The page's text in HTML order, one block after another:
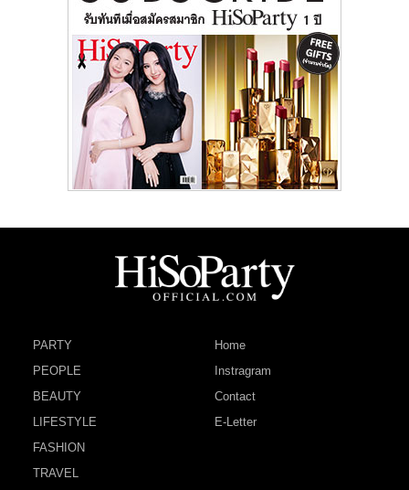
PARTY
PEOPLE
BEAUTY
LIFESTYLE
FASHION
TRAVEL
Home
Instragram
Contact
E-Letter